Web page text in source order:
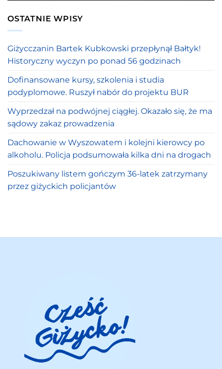
OSTATNIE WPISY
Giżycczanin Bartek Kubkowski przepłynął Bałtyk!
Historyczny wyczyn po ponad 56 godzinach
Dofinansowane kursy, szkolenia i studia
podyplomowe. Ruszył nabór do projektu BUR
Wyprzedzał na podwójnej ciągłej. Okazało się, że ma
sądowy zakaz prowadzenia
Dachowanie w Wyszowatem i kolejni kierowcy po
alkoholu. Policja podsumowała kilka dni na drogach
Poszukiwany listem gończym 36-latek zatrzymany
przez giżyckich policjantów